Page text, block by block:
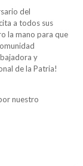
del
a todos sus
la mano para que
y
de la Patria!
nuestro